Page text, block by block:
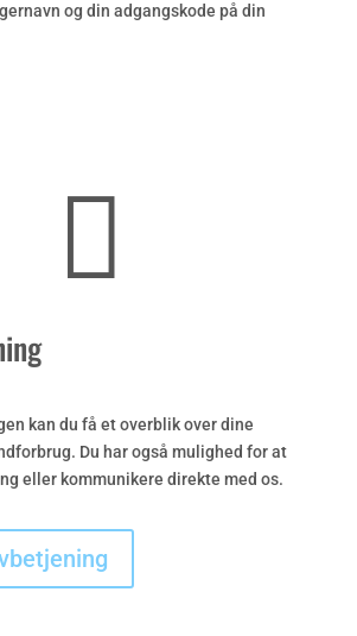
og din adgangskode på din

kan du få et overblik over dine
Du har også mulighed for at
eller kommunikere direkte med os.